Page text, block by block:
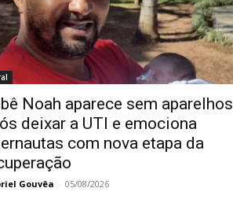
Noah aparece sem aparelhos
deixar a UTI e emociona
com nova etapa da
Gouvêa - 05/08/2026